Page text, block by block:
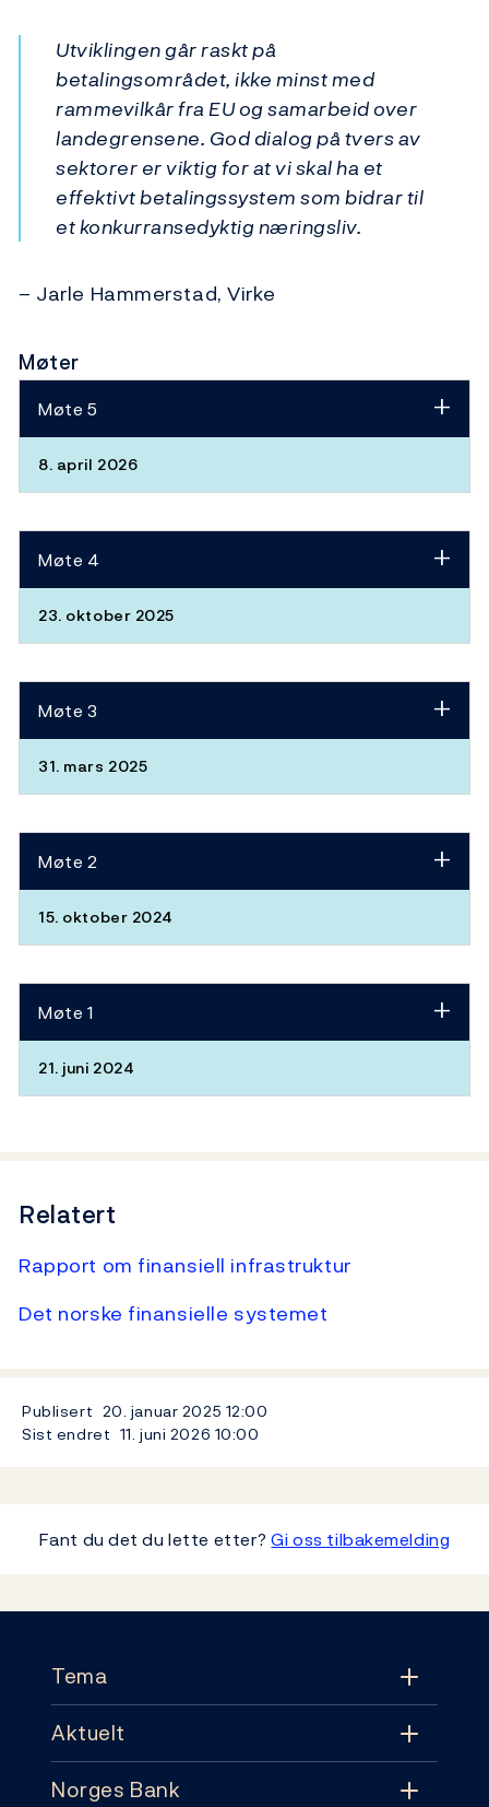
Utviklingen går raskt på
betalingsområdet, ikke minst med
rammevilkår fra EU og samarbeid over
landegrensene. God dialog på tvers av
sektorer er viktig for at vi skal ha et
effektivt betalingssystem som bidrar til
et konkurransedyktig næringsliv.
– Jarle Hammerstad, Virke
Møter
Møte 5
8. april 2026
Møte 4
23. oktober 2025
Møte 3
31. mars 2025
Møte 2
15. oktober 2024
Møte 1
21. juni 2024
Relatert
Rapport om finansiell infrastruktur
Det norske finansielle systemet
Publisert 20. januar 2025 12:00
Sist endret 11. juni 2026 10:00
Fant du det du lette etter?Gi oss tilbakemelding
Tema
Tema
Aktuelt
Aktuelt
Norges Bank